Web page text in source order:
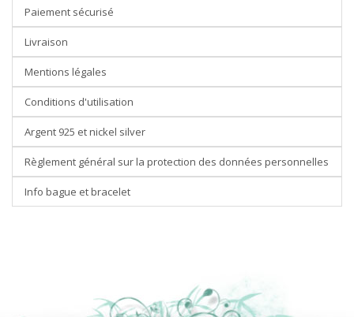
Paiement sécurisé
Livraison
Mentions légales
Conditions d'utilisation
Argent 925 et nickel silver
Règlement général sur la protection des données personnelles
Info bague et bracelet